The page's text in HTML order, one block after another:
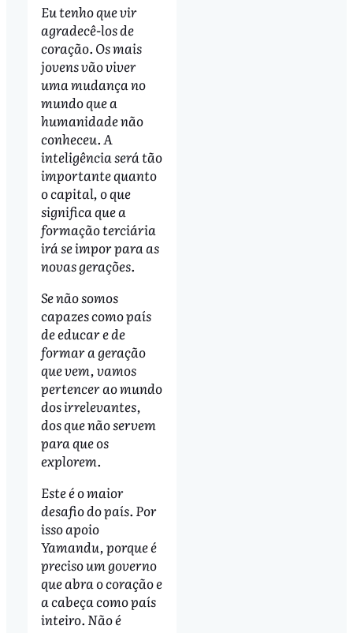
Eu tenho que vir
agradecê-los de
coração. Os mais
jovens vão viver
uma mudança no
mundo que a
humanidade não
conheceu. A
inteligência será tão
importante quanto
o capital, o que
significa que a
formação terciária
irá se impor para as
novas gerações.
Se não somos
capazes como país
de educar e de
formar a geração
que vem, vamos
pertencer ao mundo
dos irrelevantes,
dos que não servem
para que os
explorem.
Este é o maior
desafio do país. Por
isso apoio
Yamandu, porque é
preciso um governo
que abra o coração e
a cabeça como país
inteiro. Não é